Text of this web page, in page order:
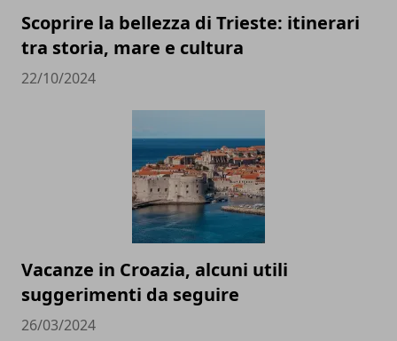
Scoprire la bellezza di Trieste: itinerari
tra storia, mare e cultura
22/10/2024
Vacanze in Croazia, alcuni utili
suggerimenti da seguire
26/03/2024